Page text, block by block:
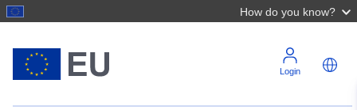
How do you know?
Login